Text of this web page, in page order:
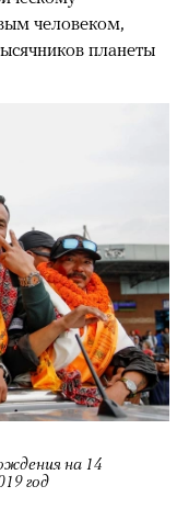
человеком,
планеты
на 14
год